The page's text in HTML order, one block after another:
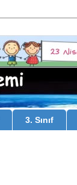
3. Sınıf